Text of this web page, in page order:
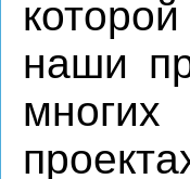
наши